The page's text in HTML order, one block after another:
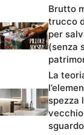
Brutto
trucco
per
(senza
La
spezza